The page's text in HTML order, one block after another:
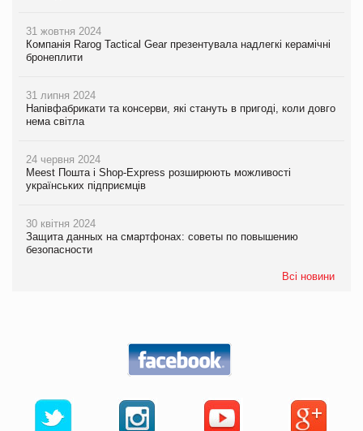
31 жовтня 2024
Компанія Rarog Tactical Gear презентувала надлегкі керамічні
бронеплити
31 липня 2024
Напівфабрикати та консерви, які стануть в пригоді, коли довго
нема світла
24 червня 2024
Meest Пошта і Shop-Express розширюють можливості
українських підприємців
30 квітня 2024
Защита данных на смартфонах: советы по повышению
безопасности
Всі новини